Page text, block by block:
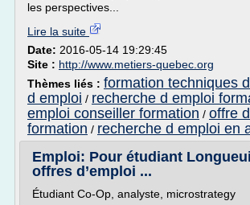
les perspectives...
Lire la suite
Date: 2016-05-14 19:29:45
Site : http://www.metiers-quebec.org
Thèmes liés : formation techniques
d emploi / recherche d emploi
emploi conseiller formation / offre
formation / recherche d emploi en
Emploi: Pour étudiant
offres d’emploi ...
Étudiant Co-Op, analyste, microstrategy